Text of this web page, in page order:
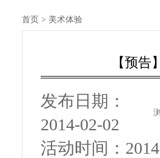
首页 > 美术体验
【预
发布日期：
2014-02-02
活动时间：